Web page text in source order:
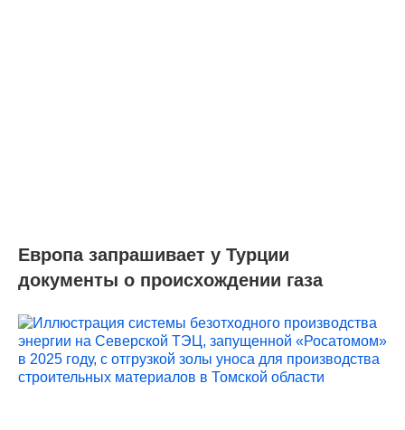
Европа запрашивает у Турции
документы о происхождении газа